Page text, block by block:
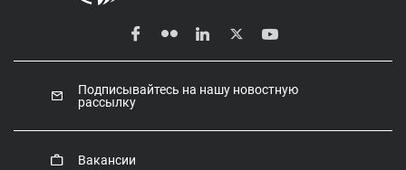
Подписывайтесь на нашу новостную
рассылку
Вакансии